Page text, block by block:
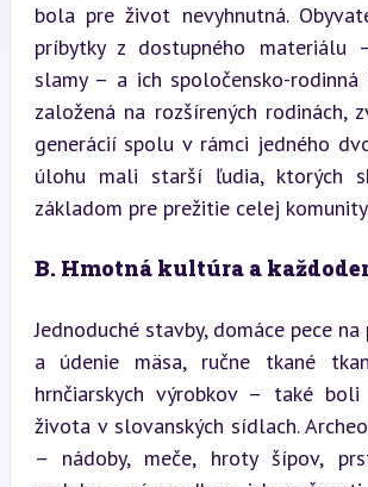
bola pre život nevyhnutná.
príbytky z dostupného materiálu
slamy – a ich spoločensko-
založená na rozšírených rodinách,
generácií spolu v rámci jedného
úlohu mali starší ľudia, ktorých
základom pre prežitie celej
B. Hmotná kultúra a
Jednoduché stavby, domáce pece
a údenie mäsa, ručne tkané
hrnčiarskych výrobkov – také
života v slovanských sídlach.
– nádoby, meče, hroty šípov,